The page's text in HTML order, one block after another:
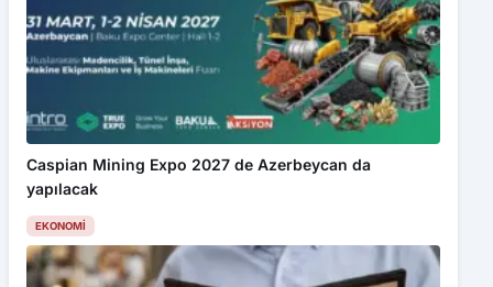
Caspian Mining Expo 2027 de Azerbeycan da
yapılacak
EKONOMI